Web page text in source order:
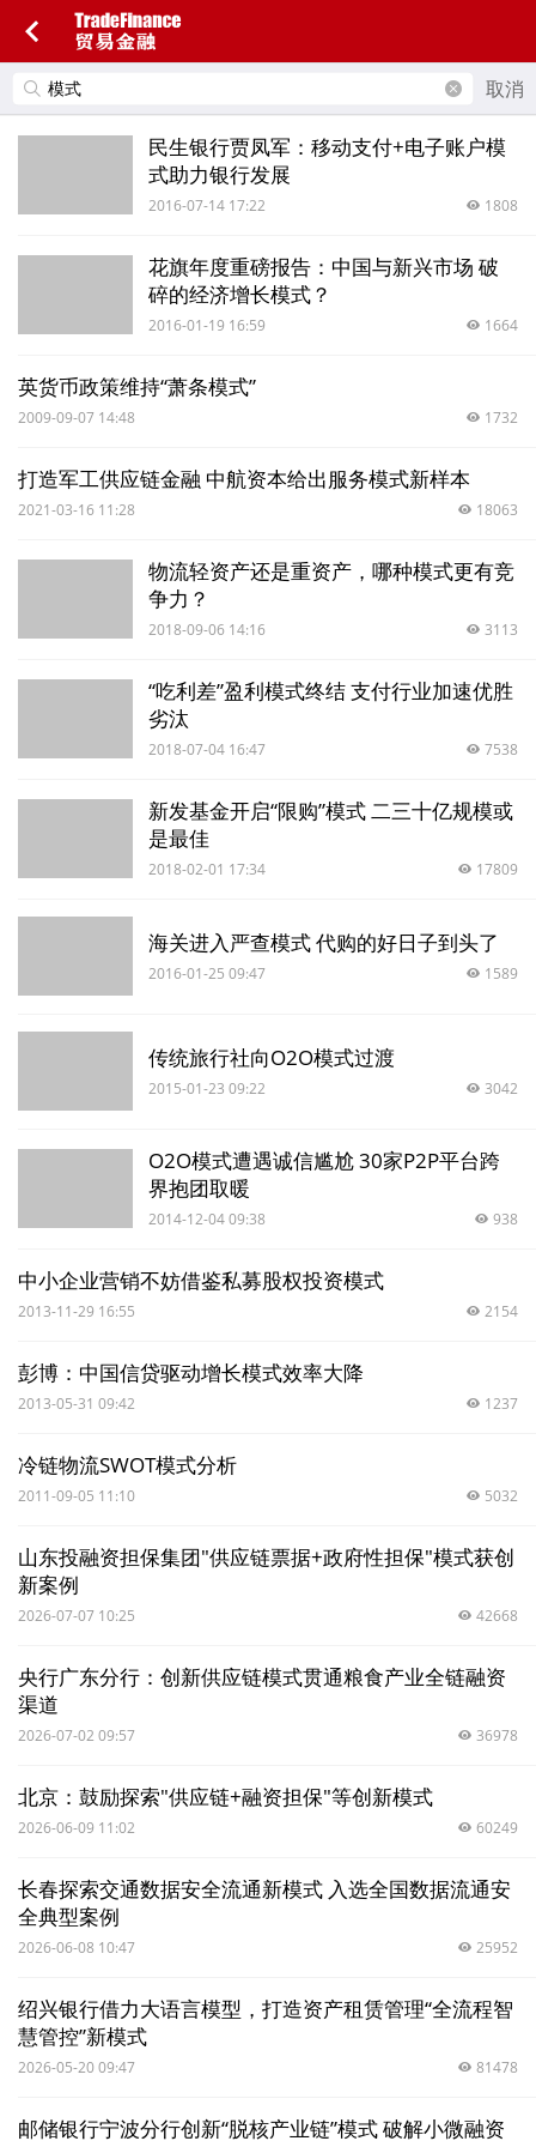
取消
民生银行贾凤军：移动支付+电子账户模
式助力银行发展
2016-07-14 17:22 1808
花旗年度重磅报告：中国与新兴市场 破
碎的经济增长模式？
2016-01-19 16:59 1664
英货币政策维持“萧条模式”
2009-09-07 14:48 1732
打造军工供应链金融 中航资本给出服务模式新样本
2021-03-16 11:28 18063
物流轻资产还是重资产，哪种模式更有竞
争力？
2018-09-06 14:16 3113
“吃利差”盈利模式终结 支付行业加速优胜
劣汰
2018-07-04 16:47 7538
新发基金开启“限购”模式 二三十亿规模或
是最佳
2018-02-01 17:34 17809
海关进入严查模式 代购的好日子到头了
2016-01-25 09:47 1589
传统旅行社向O2O模式过渡
2015-01-23 09:22 3042
O2O模式遭遇诚信尴尬 30家P2P平台跨
界抱团取暖
2014-12-04 09:38 938
中小企业营销不妨借鉴私募股权投资模式
2013-11-29 16:55 2154
彭博：中国信贷驱动增长模式效率大降
2013-05-31 09:42 1237
冷链物流SWOT模式分析
2011-09-05 11:10 5032
山东投融资担保集团"供应链票据+政府性担保"模式获创
新案例
2026-07-07 10:25 42668
央行广东分行：创新供应链模式贯通粮食产业全链融资
渠道
2026-07-02 09:57 36978
北京：鼓励探索"供应链+融资担保"等创新模式
2026-06-09 11:02 60249
长春探索交通数据安全流通新模式 入选全国数据流通安
全典型案例
2026-06-08 10:47 25952
绍兴银行借力大语言模型，打造资产租赁管理“全流程智
慧管控”新模式
2026-05-20 09:47 81478
邮储银行宁波分行创新“脱核产业链”模式 破解小微融资